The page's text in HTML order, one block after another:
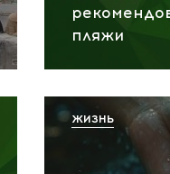
пляжи
ЖИЗНЬ